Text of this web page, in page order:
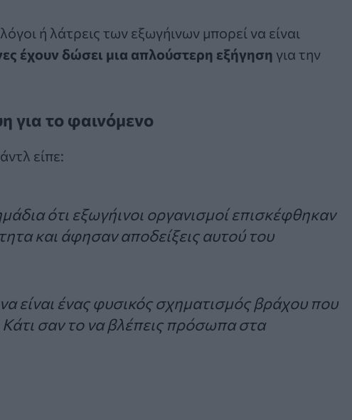
ή λάτρεις των εξωγήινων μπορεί να είναι
έχουν δώσει μια απλούστερη εξήγηση για την
για το φαινόμενο
είπε:
ότι εξωγήινοι οργανισμοί επισκέφθηκαν
και άφησαν αποδείξεις αυτού του
είναι ένας φυσικός σχηματισμός βράχου που
Κάτι σαν το να βλέπεις πρόσωπα στα